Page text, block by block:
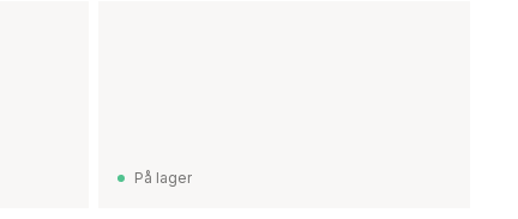
På lager